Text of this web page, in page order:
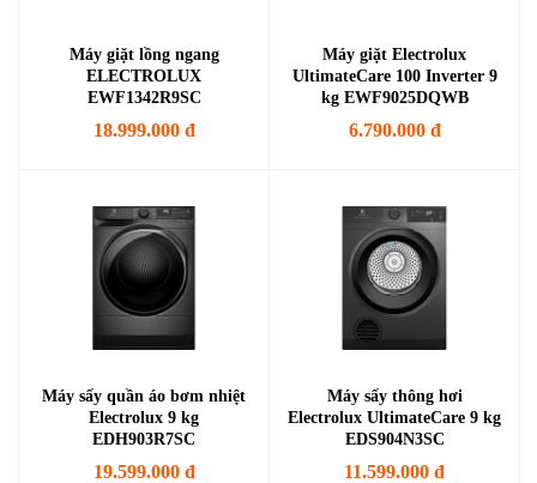
Máy giặt lồng ngang
ELECTROLUX
EWF1342R9SC
18.999.000 đ
Máy giặt Electrolux
UltimateCare 100 Inverter 9
kg EWF9025DQWB
6.790.000 đ
Máy sấy quần áo bơm nhiệt
Electrolux 9 kg
EDH903R7SC
19.599.000 đ
Máy sấy thông hơi
Electrolux UltimateCare 9 kg
EDS904N3SC
11.599.000 đ